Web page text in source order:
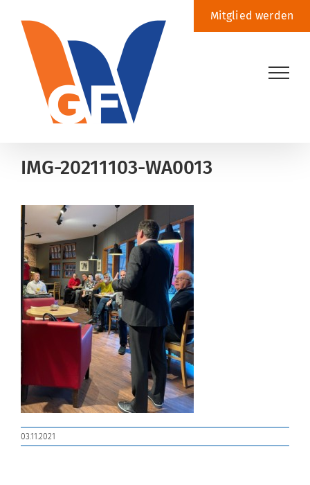
Inhalt
springen
Mitglied werden
IMG-20211103-WA0013
03.11.2021